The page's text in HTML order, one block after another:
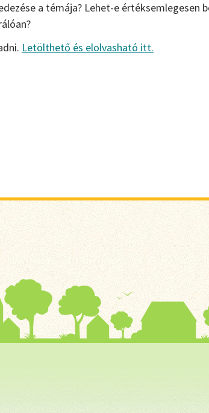
a témája? Lehet-e értéksemlegesen
Letölthető és elolvasható itt.